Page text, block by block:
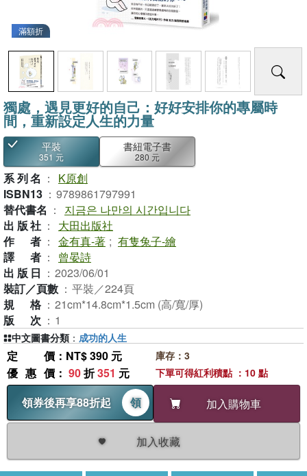
滿額折
獨處，遇見更好的自己：好好安排你的專屬時
間，重新設定人生的力量
平裝
351 元
書紐電子書
280 元
系列名 ：
K原創
ISBN13 ： 9789861797991
替代書名 ：
지금은 나만의 시간입니다
出版社 ：
大田出版社
作者 ： 金有真-著 ; 有隻兔子-繪
譯者 ：
曾晏詩
出版日 ： 2023/06/01
裝訂／頁數 ： 平裝／224頁
規格 ： 21cm*14.8cm*1.5cm (高/寬/厚)
版次 ： 1
定價 ：NT$ 390 元
優惠價 ： 90折351 元
領券後再享88折起
領 加入購物車
加入收藏
庫存：3
下單可得紅利積點 ：10 點
中文圖書分類 ： 成功的人生